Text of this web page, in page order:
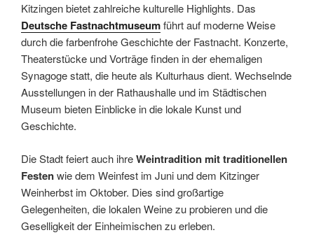
Kitzingen bietet zahlreiche kulturelle Highlights. Das
Deutsche Fastnachtmuseumführt auf moderne Weise
durch die farbenfrohe Geschichte der Fastnacht. Konzerte,
Theaterstücke und Vorträge finden in der ehemaligen
Synagoge statt, die heute als Kulturhaus dient. Wechselnde
Ausstellungen in der Rathaushalle und im Städtischen
Museum bieten Einblicke in die lokale Kunst und
Geschichte.
Die Stadt feiert auch ihreWeintradition mit traditionellen
Festenwie dem Weinfest im Juni und dem Kitzinger
Weinherbst im Oktober. Dies sind großartige
Gelegenheiten, die lokalen Weine zu probieren und die
Geselligkeit der Einheimischen zu erleben.